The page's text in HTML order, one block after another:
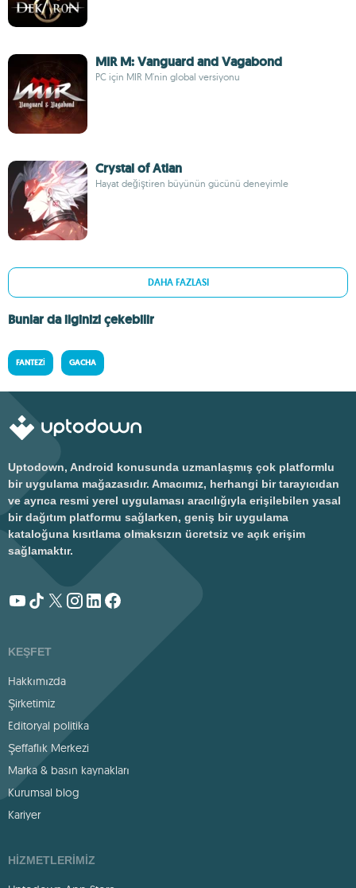
MIR M: Vanguard and Vagabond
PC için MIR M'nin global versiyonu
Crystal of Atlan
Hayat değiştiren büyünün gücünü deneyimle
DAHA FAZLASI
Bunlar da ilginizi çekebilir
FANTEZI GACHA
Uptodown, Android konusunda uzmanlaşmış çok platformlu
bir uygulama mağazasıdır. Amacımız, herhangi bir tarayıcıdan
ve ayrıca resmi yerel uygulaması aracılığıyla erişilebilen yasal
bir dağıtım platformu sağlarken, geniş bir uygulama
kataloğuna kısıtlama olmaksızın ücretsiz ve açık erişim
sağlamaktır.
KEŞFET
Hakkımızda
Şirketimiz
Editoryal politika
Şeffaflık Merkezi
Marka & basın kaynakları
Kurumsal blog
Kariyer
HIZMETLERIMIZ